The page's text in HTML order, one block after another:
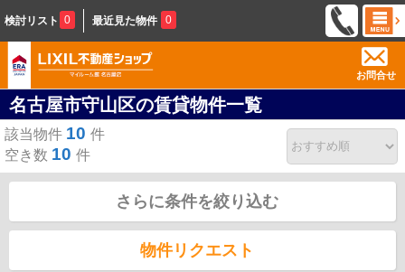
検討リスト 0 最近見た物件 0
お問合せ
名古屋市守山区の賃貸物件一覧
該当物件 10 件
空き数 10 件
さらに条件を絞り込む
物件リクエスト